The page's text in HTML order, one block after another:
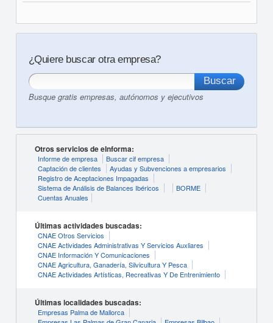
¿Quiere buscar otra empresa?
Busque gratis empresas, autónomos y ejecutivos
Otros servicios de eInforma:
Informe de empresa
Buscar cif empresa
Captación de clientes
Ayudas y Subvenciones a empresarios
Registro de Aceptaciones Impagadas
Sistema de Análisis de Balances Ibéricos
BORME
Cuentas Anuales
Últimas actividades buscadas:
CNAE Otros Servicios
CNAE Actividades Administrativas Y Servicios Auxliares
CNAE Información Y Comunicaciones
CNAE Agricultura, Ganadería, Silvicultura Y Pesca
CNAE Actividades Artísticas, Recreativas Y De Entrenimiento
Últimas localidades buscadas:
Empresas Palma de Mallorca